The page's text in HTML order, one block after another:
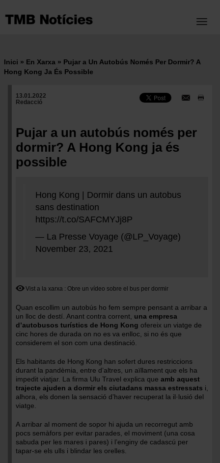
contingut
Fil
d'ariadna
Inici En Xarxa
Pujar a Un Autobús Només Per Dormir? A
Hong Kong Ja És Possible
13.01.2022
Redacció
Pujar a un autobús només per
dormir? A Hong Kong ja és
possible
Hong Kong | Dormir dans un autobus
sans destination
https://t.co/SAFCMYJj8P
— La Presse Voyage (@LP_Voyage)
November 23, 2021
Vist a la xarxa Obre un vídeo sobre el bus per dormir
Quan escollim un autobús ho fem sempre pensant a arribar a
un lloc de destí. Anant contra corrent, una empresa
d’autobusos turístics de Hong Kong ofereix un viatge de
cinc hores de durada on no es va enlloc, si no és que
considerem el son com una destinació.
Els habitants de Hong Kong han sofert dures restriccions
durant la pandèmia, entre d’altres, un aïllament que els ha
impedit viatjar. La firma Ulu Travel explica que amb aquest
trajecte ajuden a dormir els ciutadans massa estressats i,
alhora, els donen la sensació d’haver recuperat la il·lusió del
viatge.
A arribar al moment de sopor hi ajuda un recorregut amb
pocs semàfors per evitar parades, el moviment (una cosa
sabuda per les mares i pares) i l’enginy de cadascú per
tapar-se els ulls i blindar les orelles.